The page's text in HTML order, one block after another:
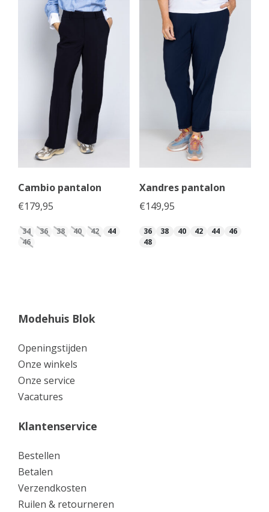
Cambio pantalon
€179,95
34 36 38 40 42
44
46
Xandres pantalon
€149,95
36 38 40 42 44
46
48
Modehuis Blok
Openingstijden
Onze winkels
Onze service
Vacatures
Klantenservice
Bestellen
Betalen
Verzendkosten
Ruilen & retourneren